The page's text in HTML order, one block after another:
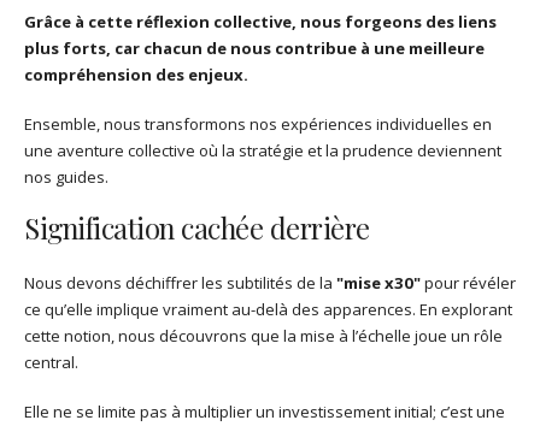
Grâce à cette réflexion collective, nous forgeons des liens
plus forts, car chacun de nous contribue à une meilleure
compréhension des enjeux.
Ensemble, nous transformons nos expériences individuelles en
une aventure collective où la stratégie et la prudence deviennent
nos guides.
Signification cachée derrière
Nous devons déchiffrer les subtilités de la "mise x30"pour révéler
ce qu’elle implique vraiment au-delà des apparences. En explorant
cette notion, nous découvrons que la mise à l’échelle joue un rôle
central.
Elle ne se limite pas à multiplier un investissement initial; c’est une